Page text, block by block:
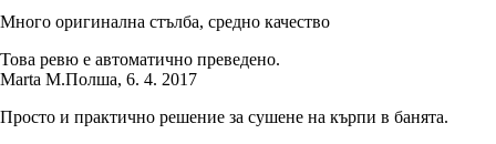
Много оригинална стълба, средно качество
Това ревю е автоматично преведено.
Marta M.Полша, 6. 4. 2017
Просто и практично решение за сушене на кърпи в банята.